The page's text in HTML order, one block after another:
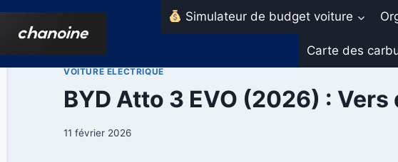
Aller
Simulateur de budget voiture
Carte des
VOITURE ELECTRIQUE
BYD Atto 3 EVO (2026) :
11 février 2026